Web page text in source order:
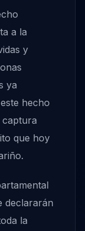
a la
y
ya
hecho
que hoy
declararán
la